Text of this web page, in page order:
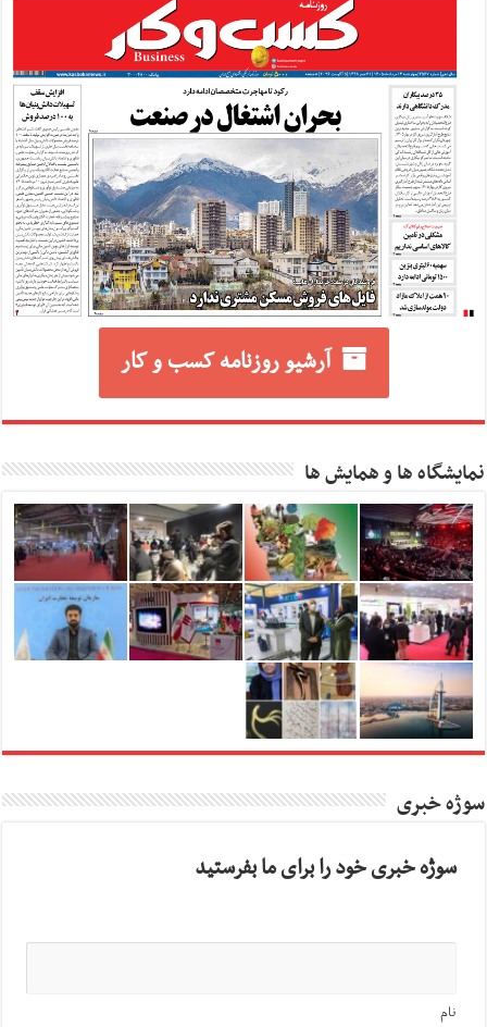
آرشیو روزنامه کسب و کار
نمایشگاه ها و همایش ها
سوژه خبری
سوژه خبری خود را برای ما بفرستید
نام